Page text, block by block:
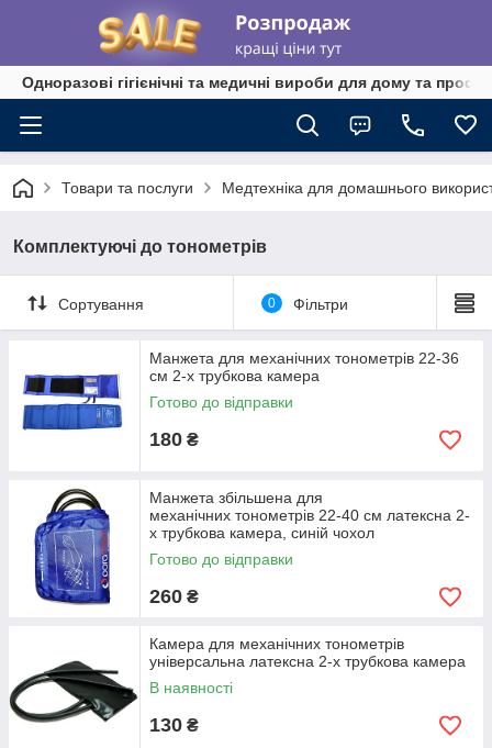
Одноразові гігієнічні та медичні вироби для дому та
Товари та послуги Медтехніка для домашнього
Комплектуючі до тонометрів
Сортування 0 Фільтри
Манжета для механічних тонометрів 22-36
см 2-х трубкова камера
Готово до відправки
180 ₴
Манжета збільшена для
механічних тонометрів 22-40 см латексна 2-
х трубкова камера, синій чохол
Готово до відправки
260 ₴
Камера для механічних тонометрів
універсальна латексна 2-х трубкова камера
В наявності
130 ₴